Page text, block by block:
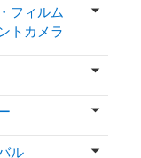
フィルム
トカメラ
ル